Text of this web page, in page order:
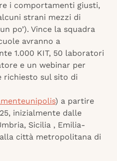
i comportamenti giusti,
strani mezzi di
po’). Vince la squadra
avranno a
1.000 KIT, 50 laboratori
e un webinar per
richiesto sul sito di
) a partire
inizialmente dalle
Sicilia , Emilia-
città metropolitana di